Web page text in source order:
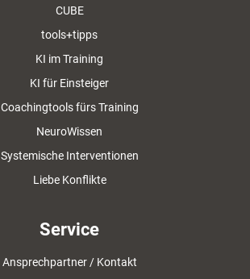
CUBE
tools+tipps
KI im Training
KI für Einsteiger
Coachingtools fürs Training
NeuroWissen
Systemische Interventionen
Liebe Konflikte
Service
Ansprechpartner / Kontakt